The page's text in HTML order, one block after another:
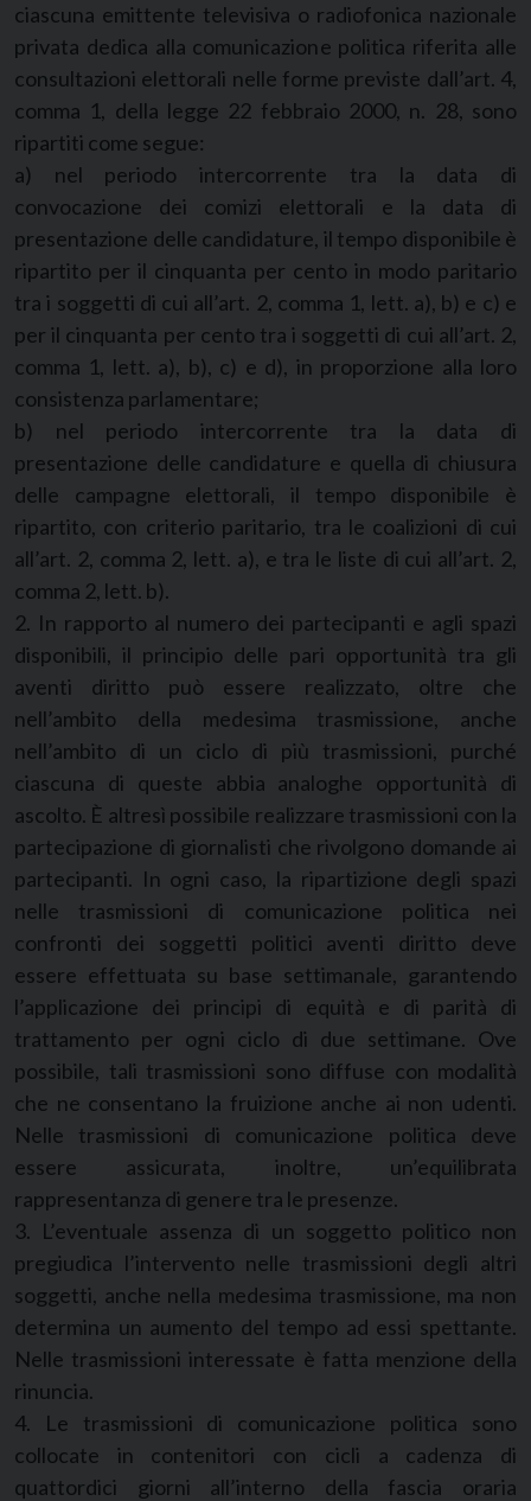
ciascuna emittente televisiva o radiofonica nazionale
privata dedica alla comunicazione politica riferita alle
consultazioni elettorali nelle forme previste dall’art. 4,
comma 1, della legge 22 febbraio 2000, n. 28, sono
ripartiti come segue:
a) nel periodo intercorrente tra la data di
convocazione dei comizi elettorali e la data di
presentazione delle candidature, il tempo disponibile è
ripartito per il cinquanta per cento in modo paritario
tra i soggetti di cui all’art. 2, comma 1, lett. a), b) e c) e
per il cinquanta per cento tra i soggetti di cui all’art. 2,
comma 1, lett. a), b), c) e d), in proporzione alla loro
consistenza parlamentare;
b) nel periodo intercorrente tra la data di
presentazione delle candidature e quella di chiusura
delle campagne elettorali, il tempo disponibile è
ripartito, con criterio paritario, tra le coalizioni di cui
all’art. 2, comma 2, lett. a), e tra le liste di cui all’art. 2,
comma 2, lett. b).
2. In rapporto al numero dei partecipanti e agli spazi
disponibili, il principio delle pari opportunità tra gli
aventi diritto può essere realizzato, oltre che
nell’ambito della medesima trasmissione, anche
nell’ambito di un ciclo di più trasmissioni, purché
ciascuna di queste abbia analoghe opportunità di
ascolto. È altresì possibile realizzare trasmissioni con la
partecipazione di giornalisti che rivolgono domande ai
partecipanti. In ogni caso, la ripartizione degli spazi
nelle trasmissioni di comunicazione politica nei
confronti dei soggetti politici aventi diritto deve
essere effettuata su base settimanale, garantendo
l’applicazione dei principi di equità e di parità di
trattamento per ogni ciclo di due settimane. Ove
possibile, tali trasmissioni sono diffuse con modalità
che ne consentano la fruizione anche ai non udenti.
Nelle trasmissioni di comunicazione politica deve
essere assicurata, inoltre, un’equilibrata
rappresentanza di genere tra le presenze.
3. L’eventuale assenza di un soggetto politico non
pregiudica l’intervento nelle trasmissioni degli altri
soggetti, anche nella medesima trasmissione, ma non
determina un aumento del tempo ad essi spettante.
Nelle trasmissioni interessate è fatta menzione della
rinuncia.
4. Le trasmissioni di comunicazione politica sono
collocate in contenitori con cicli a cadenza di
quattordici giorni all’interno della fascia oraria